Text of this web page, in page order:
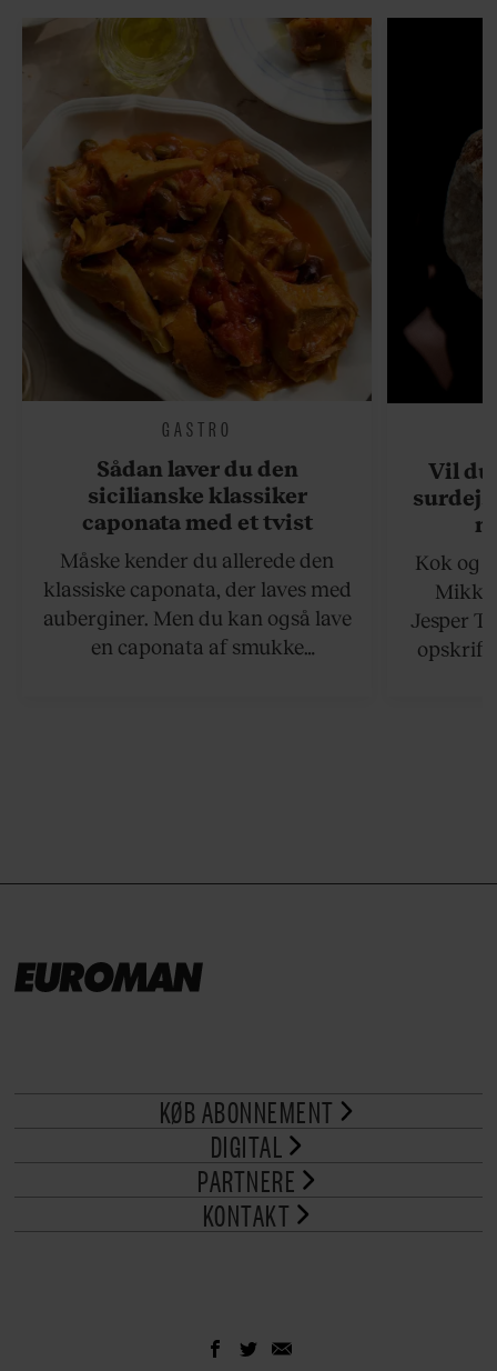
GASTRO
Sådan laver du den
sicilianske klassiker
caponata med et tvist
Måske kender du allerede den
klassiske caponata, der laves med
auberginer. Men du kan også lave
en caponata af smukke
Vil du
Kok og
Jesper
opskrift
KØB ABONNEMENT
DIGITAL
PARTNERE
KONTAKT